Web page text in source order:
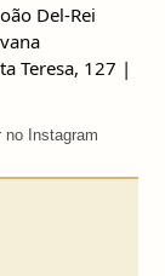
Del-Rei
Teresa, 127 |
no Instagram